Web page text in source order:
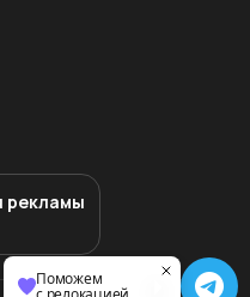
рекламы
Поможем